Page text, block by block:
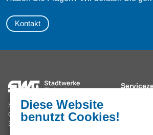
Kontakt
Stadtwerke Einbeck GmbH
Grimsehlstraße 17
37574 Einbeck
Mo, Di,
Mi, Fr
Diese Website
benutzt Cookies!